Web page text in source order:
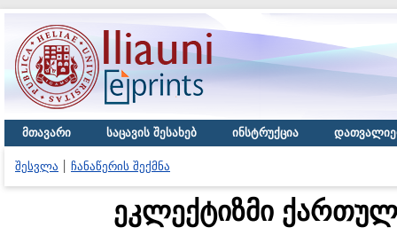
მთავარი საცავის შესახებ ინსტრუქცია
შესვლა ჩანაწერის შექმნა
ეკლექტიზმი